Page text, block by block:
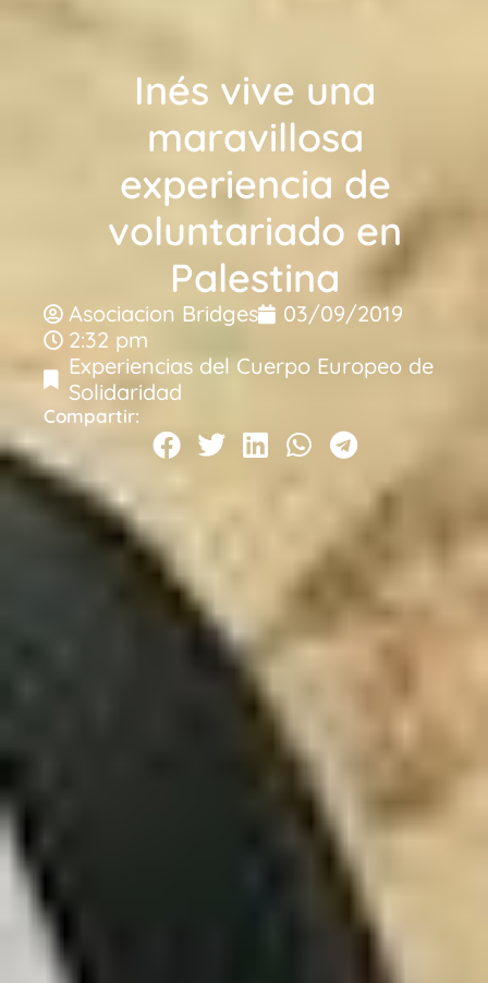
Inés vive una
maravillosa
experiencia de
voluntariado en
Palestina
Asociacion Bridges
03/09/2019
2:32 pm
Experiencias del Cuerpo Europeo de
Solidaridad
Compartir: